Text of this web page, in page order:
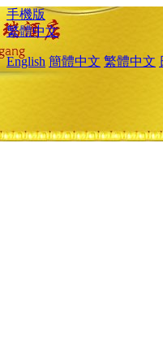
手機版
繁體中文
English 簡體中文 繁體中文